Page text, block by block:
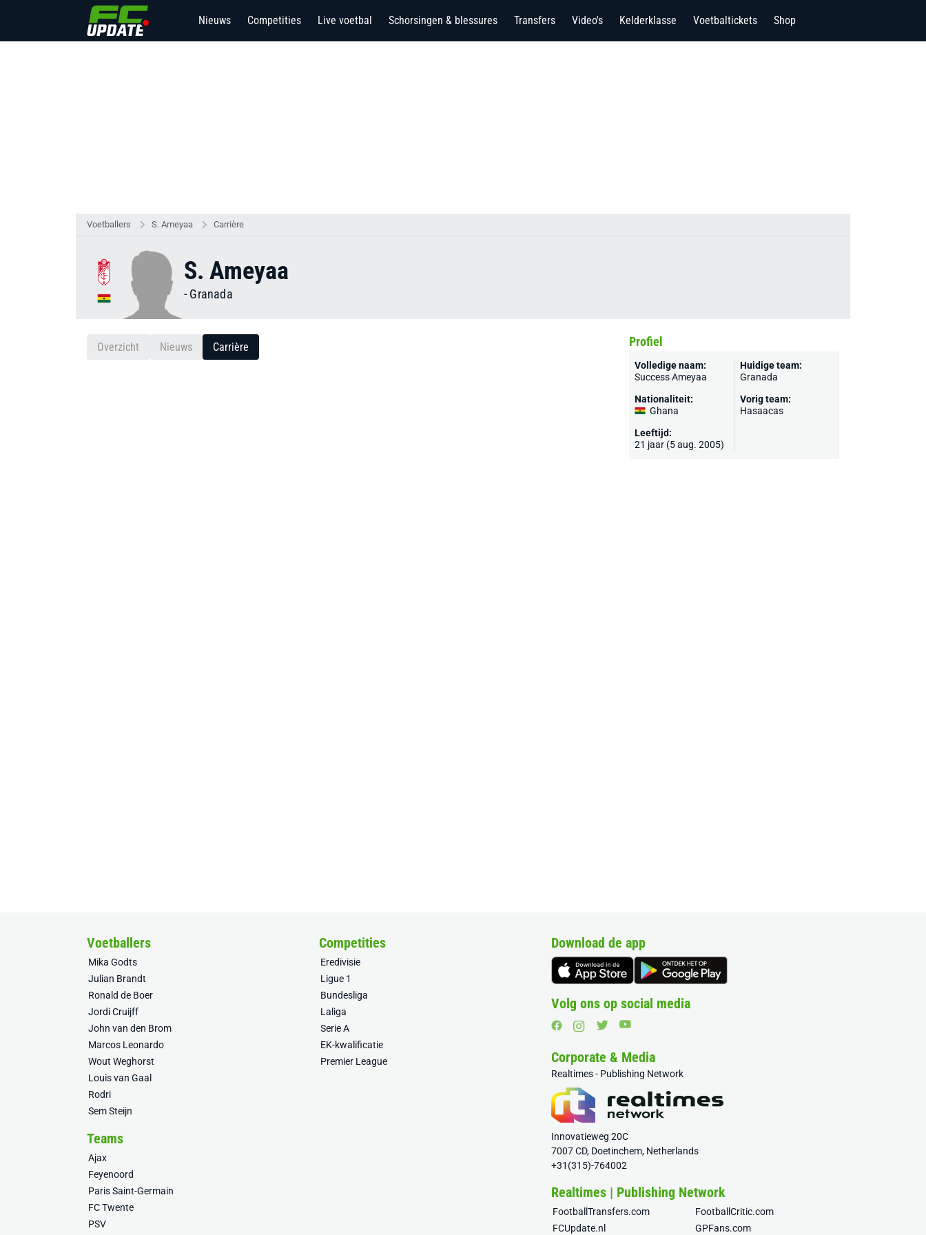
Nieuws Competities Live voetbal Schorsingen & blessures Transfers Video's Kelderklasse Voetbaltickets Shop
Voetballers S. Ameyaa Carrière
S. Ameyaa
- Granada
Overzicht Nieuws Carrière Profiel
Volledige naam:
Success Ameyaa
Nationaliteit:
Ghana
Leeftijd:
21 jaar (5 aug. 2005)
Huidige team:
Granada
Vorig team:
Hasaacas
Voetballers
Mika Godts
Julian Brandt
Ronald de Boer
Jordi Cruijff
John van den Brom
Marcos Leonardo
Wout Weghorst
Louis van Gaal
Rodri
Sem Steijn
Competities
Eredivisie
Ligue 1
Bundesliga
Laliga
Serie A
EK-kwalificatie
Premier League
Teams
Ajax
Feyenoord
Paris Saint-Germain
FC Twente
PSV
Download de app
Volg ons op social media
Corporate & Media
Realtimes - Publishing Network
Innovatieweg 20C
7007 CD, Doetinchem, Netherlands
+31(315)-764002
Realtimes | Publishing Network
FootballTransfers.com
FootballCritic.com
FCUpdate.nl
GPFans.com